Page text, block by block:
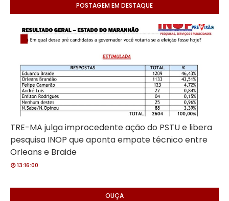
POSTAGEM EM DESTAQUE
TRE-MA julga improcedente ação do PSTU e libera
pesquisa INOP que aponta empate técnico entre
Orleans e Braide
13:16:00
OUÇA